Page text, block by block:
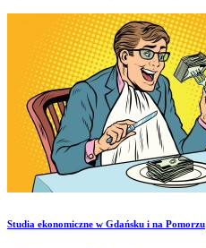
Studia ekonomiczne w Gdańsku i na Pomorzu